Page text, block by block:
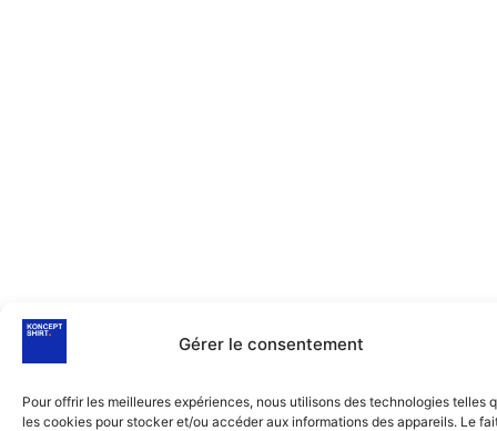
Gérer le consentement
Pour offrir les meilleures expériences, nous utilisons des technologies telles
les cookies pour stocker et/ou accéder aux informations des appareils. Le